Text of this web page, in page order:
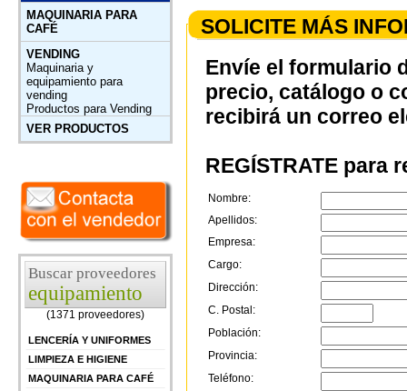
MAQUINARIA PARA
CAFÉ
VENDING
Maquinaria y
equipamiento para
vending
Productos para Vending
VER PRODUCTOS
Buscar proveedores
equipamiento
(1371 proveedores)
LENCERÍA Y UNIFORMES
LIMPIEZA E HIGIENE
MAQUINARIA PARA CAFÉ
SOLICITE MÁS
Envíe el formulario
precio, catálogo o
recibirá un correo
REGÍSTRATE para
Nombre:
Apellidos:
Empresa:
Cargo:
Dirección:
C. Postal:
Población:
Provincia:
Teléfono: